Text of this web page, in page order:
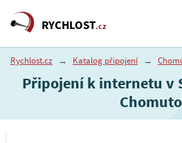
RYCHLOST.cz
Rychlost.cz → Katalog připojení →
Připojení k internetu v